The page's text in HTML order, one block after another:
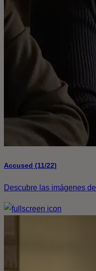
Accused (11/22)
Descubre las imágenes